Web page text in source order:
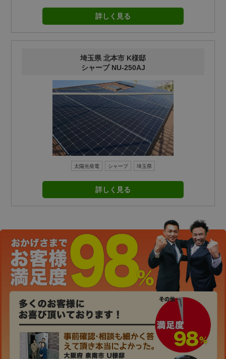
詳しく見る
埼玉県 北本市 K様邸
シャープ NU-250AJ
太陽光発電 シャープ 埼玉県
詳しく見る